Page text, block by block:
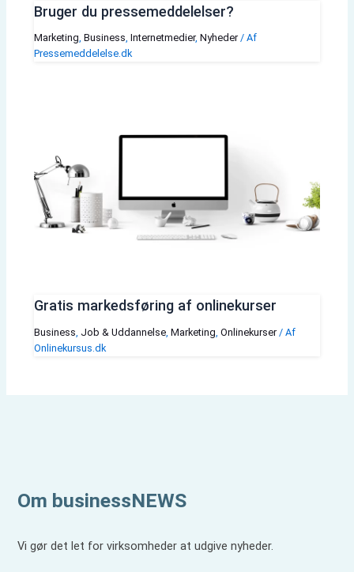
Bruger du pressemeddelelser?
Marketing, Business, Internetmedier, Nyheder/ Af
Pressemeddelelse.dk
Gratis markedsføring af onlinekurser
Business, Job & Uddannelse, Marketing, Onlinekurser/ Af
Onlinekursus.dk
Om businessNEWS
Vi gør det let for virksomheder at udgive nyheder.